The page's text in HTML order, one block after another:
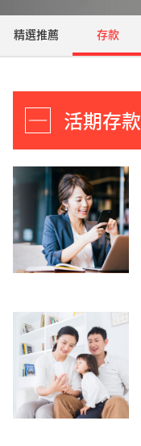
精選推薦 存款
活期存款